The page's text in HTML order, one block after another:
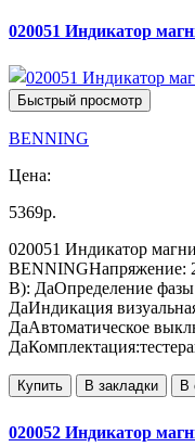
020051 Индикатор
Быстрый просмотр
BENNING
Цена:
5369р.
020051 Индикатор
BENNINGНапряжение:
В): ДаОпределение
ДаИндикация
ДаАвтоматическое
Купить В закладки В
020052 Индикатор